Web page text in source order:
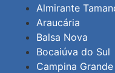
Almirante
Araucária
Balsa Nova
Bocaiúva do Sul
Campina